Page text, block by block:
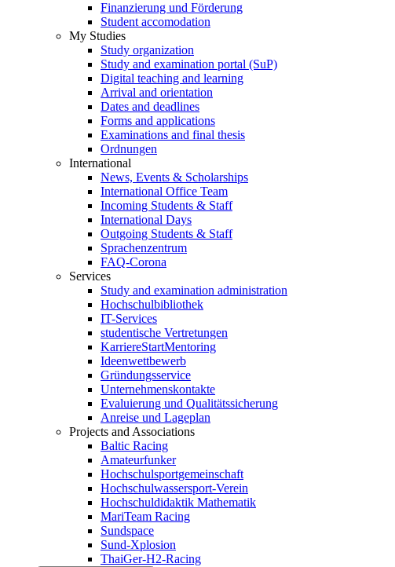
Finanzierung und Förderung
Student accomodation
My Studies
Study organization
Study and examination portal (SuP)
Digital teaching and learning
Arrival and orientation
Dates and deadlines
Forms and applications
Examinations and final thesis
Ordnungen
International
News, Events & Scholarships
International Office Team
Incoming Students & Staff
International Days
Outgoing Students & Staff
Sprachenzentrum
FAQ-Corona
Services
Study and examination administration
Hochschulbibliothek
IT-Services
studentische Vertretungen
KarriereStartMentoring
Ideenwettbewerb
Gründungsservice
Unternehmenskontakte
Evaluierung und Qualitätssicherung
Anreise und Lageplan
Projects and Associations
Baltic Racing
Amateurfunker
Hochschulsportgemeinschaft
Hochschulwassersport-Verein
Hochschuldidaktik Mathematik
MariTeam Racing
Sundspace
Sund-Xplosion
ThaiGer-H2-Racing